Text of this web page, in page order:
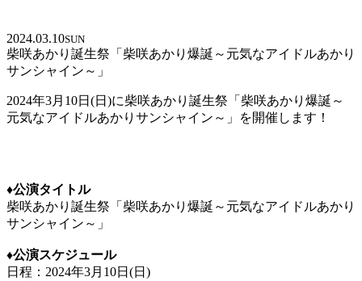
2024.03.10SUN
柴咲あかり誕生祭「柴咲あかり爆誕～元気なアイドルあかり
サンシャイン～」
2024年3月10日(日)に柴咲あかり誕生祭「柴咲あかり爆誕～
元気なアイドルあかりサンシャイン～」を開催します！
♦️公演タイトル
柴咲あかり誕生祭「柴咲あかり爆誕～元気なアイドルあかり
サンシャイン～」
♦️公演スケジュール
日程：2024年3月10日(日)